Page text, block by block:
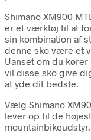
Shimano XM900
er et værktøj til at
sin kombination af
denne sko være et
Uanset om du
vil disse sko give
at yde dit bedste.
Vælg Shimano
lever op til de
mountainbikeudstyr.